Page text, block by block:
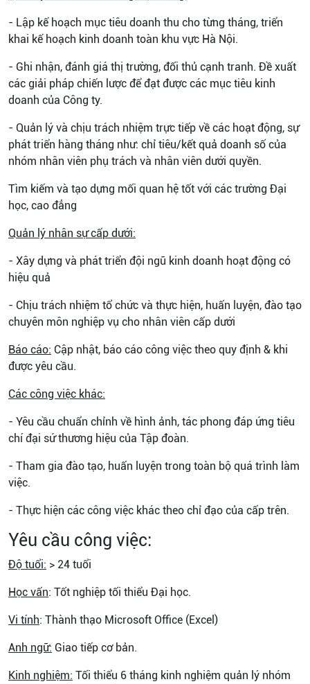
- Lập kế hoạch mục tiêu doanh thu cho từng tháng, triển
khai kế hoạch kinh doanh toàn khu vực Hà Nội.
- Ghi nhận, đánh giá thị trường, đối thủ cạnh tranh. Đề xuất
các giải pháp chiến lược để đạt được các mục tiêu kinh
doanh của Công ty.
- Quản lý và chịu trách nhiệm trực tiếp về các hoạt động, sự
phát triển hàng tháng như: chỉ tiêu/kết quả doanh số của
nhóm nhân viên phụ trách và nhân viên dưới quyền.
Tìm kiếm và tạo dựng mối quan hệ tốt với các trường Đại
học, cao đẳng
Quản lý nhân sự cấp dưới:
- Xây dựng và phát triển đội ngũ kinh doanh hoạt động có
hiệu quả
- Chịu trách nhiệm tổ chức và thực hiện, huấn luyện, đào tạo
chuyên môn nghiệp vụ cho nhân viên cấp dưới
Báo cáo: Cập nhật, báo cáo công việc theo quy định & khi
được yêu cầu.
Các công việc khác:
- Yêu cầu chuẩn chỉnh về hình ảnh, tác phong đáp ứng tiêu
chí đại sứ thương hiệu của Tập đoàn.
- Tham gia đào tạo, huấn luyện trong toàn bộ quá trình làm
việc.
- Thực hiện các công việc khác theo chỉ đạo của cấp trên.
Yêu cầu công việc:
Độ tuổi: > 24 tuổi
Học vấn: Tốt nghiệp tối thiểu Đại học.
Vi tính: Thành thạo Microsoft Office (Excel)
Anh ngữ: Giao tiếp cơ bản.
Kinh nghiệm: Tối thiểu 6 tháng kinh nghiệm quản lý nhóm